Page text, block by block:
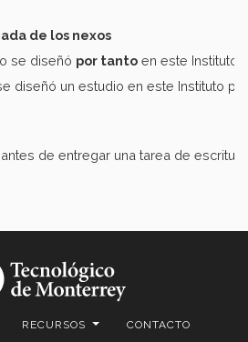
de los nexos
se diseñó por tanto en este Instituto
diseñó un estudio en este Instituto
de entregar una tarea de
RECURSOS CONTACTO